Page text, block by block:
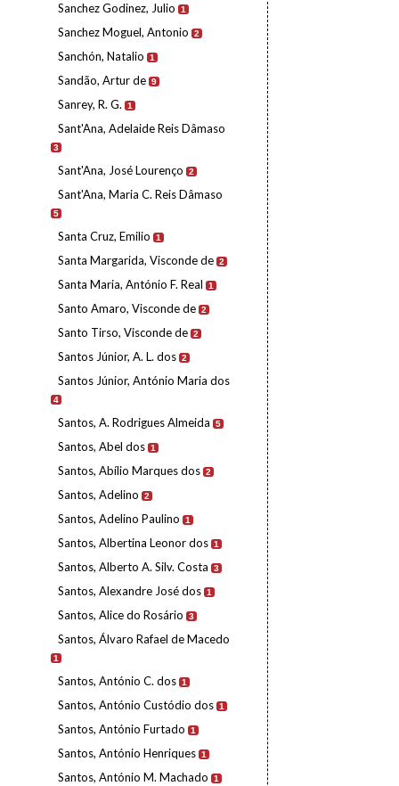
Sanchez Godinez, Julio 1
Sanchez Moguel, Antonio 2
Sanchón, Natalio 1
Sandão, Artur de 9
Sanrey, R. G. 1
Sant'Ana, Adelaide Reis Dâmaso
3
Sant'Ana, José Lourenço 2
Sant'Ana, Maria C. Reis Dâmaso
5
Santa Cruz, Emilio 1
Santa Margarida, Visconde de 2
Santa Maria, António F. Real 1
Santo Amaro, Visconde de 2
Santo Tirso, Visconde de 2
Santos Júnior, A. L. dos 2
Santos Júnior, António Maria dos
4
Santos, A. Rodrigues Almeida 5
Santos, Abel dos 1
Santos, Abílio Marques dos 2
Santos, Adelino 2
Santos, Adelino Paulino 1
Santos, Albertina Leonor dos 1
Santos, Alberto A. Silv. Costa 3
Santos, Alexandre José dos 1
Santos, Alice do Rosário 3
Santos, Álvaro Rafael de Macedo
1
Santos, António C. dos 1
Santos, António Custódio dos 1
Santos, António Furtado 1
Santos, António Henriques 1
Santos, António M. Machado 1